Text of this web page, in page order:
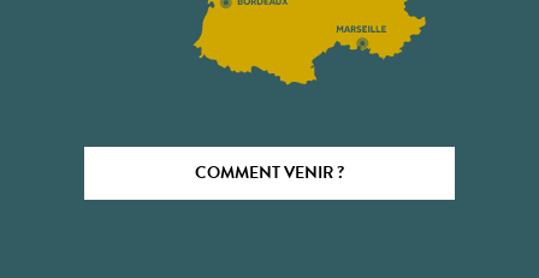
COMMENT VENIR ?